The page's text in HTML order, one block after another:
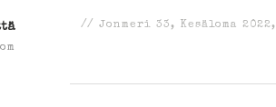
// Jonmeri 33, Kesäloma 2022,